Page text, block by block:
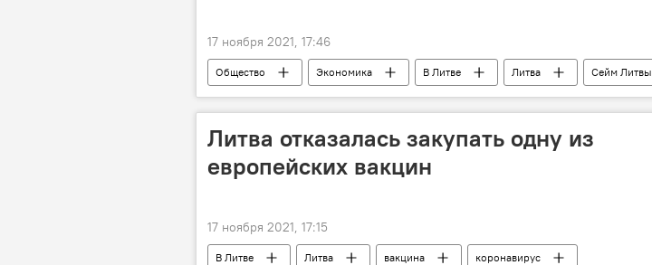
17 ноября 2021, 17:46
Общество Экономика В Литве Литва Сейм Литвы
коронавирус
Пандемия коронавируса в Литве и других странах
Литва отказалась закупать одну из
европейских вакцин
17 ноября 2021, 17:15
В Литве Литва вакцина
коронавирус